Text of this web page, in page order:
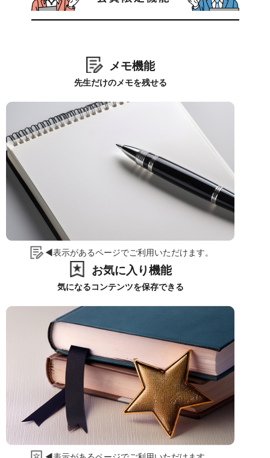
メモ機能
先生だけのメモを残せる
◀表示があるページでご利用いただけます。
お気に入り機能
気になるコンテンツを保存できる